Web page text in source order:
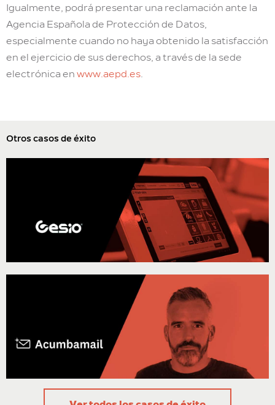
Igualmente, podrá presentar una reclamación ante la
Agencia Española de Protección de Datos,
especialmente cuando no haya obtenido la satisfacción
en el ejercicio de sus derechos, a través de la sede
electrónica en www.aepd.es
Otros casos de éxito
nuestra oferta, una involucración definitiva
y palpable en las soluciones aportadas.
Con Stackscale lo conseguimos sin duda.
Más de 4 años trabajando juntos. Hemos
probado plataformas en Reino Unido,
Estados Unidos y otras en España, pero
nunca hemos conseguido lo que tenemos
ahora.»
Juan Manuel Estévez, CEO de Gesio
productos de calidad a nuestros clientes,
sin tener que pasearnos por un datacenter
para gestionar el equipamiento físico
necesario. En este aspecto, el servicio
cloud de Stackscale proporciona la
fiabilidad que requiere nuestro SaaS, y la
tranquilidad de contar con un equipo de
soporte accesible.»
Ignacio Arriaga, cofundador de Acumbamail